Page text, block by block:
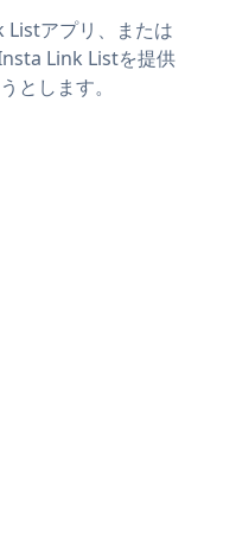
アプリ、または
Link Listを提供
します。